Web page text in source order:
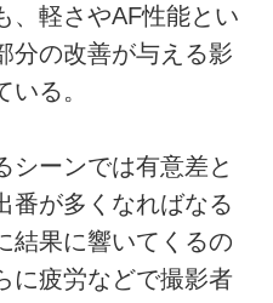
、軽さやAF性能とい
分の改善が与える影
る。
シーンでは有意差と
番が多くなればなる
結果に響いてくるの
に疲労などで撮影者